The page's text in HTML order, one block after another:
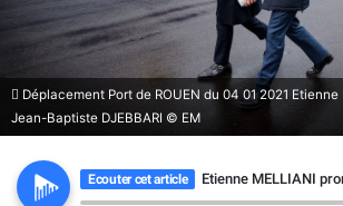
Déplacement Port de ROUEN du 04 01 2021
Jean-Baptiste DJEBBARI © EM
Ecouter cet article Etienne MELLIANI